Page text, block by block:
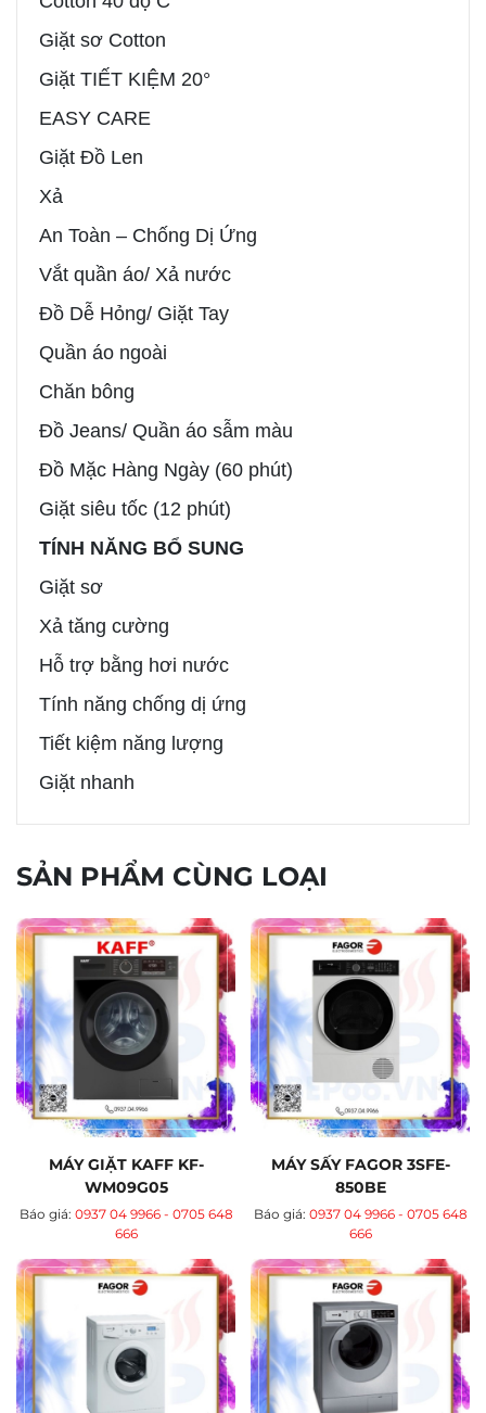
Giặt sơ Cotton
Giặt TIẾT KIỆM 20°
EASY CARE
Giặt Đồ Len
Xả
An Toàn – Chống Dị Ứng
Vắt quần áo/ Xả nước
Đồ Dễ Hỏng/ Giặt Tay
Quần áo ngoài
Chăn bông
Đồ Jeans/ Quần áo sẫm màu
Đồ Mặc Hàng Ngày (60 phút)
Giặt siêu tốc (12 phút)
TÍNH NĂNG BỔ SUNG
Giặt sơ
Xả tăng cường
Hỗ trợ bằng hơi nước
Tính năng chống dị ứng
Tiết kiệm năng lượng
Giặt nhanh
SẢN PHẨM CÙNG LOẠI
MÁY GIẶT KAFF KF-
WM09G05
Báo giá: 0937 04 9966 - 0705 648
666
MÁY SẤY FAGOR 3SFE-
850BE
Báo giá: 0937 04 9966 - 0705 648
666